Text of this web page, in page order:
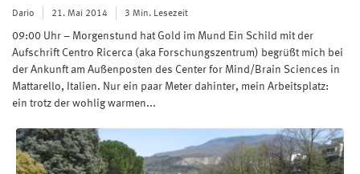
Dario 21. Mai 2014 3 Min. Lesezeit
09:00 Uhr – Morgenstund hat Gold im Mund Ein Schild mit der
Aufschrift Centro Ricerca (aka Forschungszentrum) begrüßt mich bei
der Ankunft am Außenposten des Center for Mind/Brain Sciences in
Mattarello, Italien. Nur ein paar Meter dahinter, mein Arbeitsplatz:
ein trotz der wohlig warmen...